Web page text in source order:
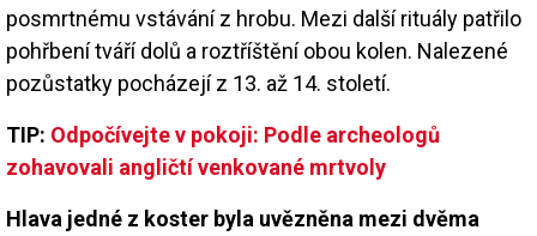
posmrtnému vstávání z hrobu. Mezi další rituály patřilo
pohřbení tváří dolů a roztříštění obou kolen. Nalezené
pozůstatky pocházejí z 13. až 14. století.
TIP: Odpočívejte v pokoji: Podle archeologů
zohavovali angličtí venkované mrtvoly
Hlava jedné z koster byla uvězněna mezi dvěma